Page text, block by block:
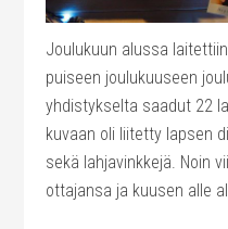
Joulukuun alussa
puiseen joulukuuseen
yhdistykselta saadut 22
kuvaan oli liitetty lapsen
sekä lahjavinkkejä. Noin
ottajansa ja kuusen alle